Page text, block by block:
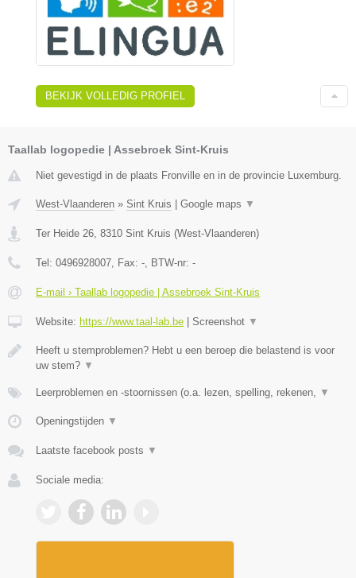
BEKIJK VOLLEDIG PROFIEL
Taallab logopedie | Assebroek Sint-Kruis
Niet gevestigd in de plaats Fronville en in de provincie Luxemburg.
West-Vlaanderen » Sint Kruis Google maps ▼
Ter Heide 26, 8310 Sint Kruis (West-Vlaanderen)
Tel: 0496928007, Fax: -, BTW-nr: -
E-mail › Taallab logopedie | Assebroek Sint-Kruis
Website: https://www.taal-lab.be Screenshot ▼
Heeft u stemproblemen? Hebt u een beroep die belastend is voor
uw stem? ▼
Leerproblemen en -stoornissen (o.a. lezen, spelling, rekenen, ▼
Openingstijden ▼
Laatste facebook posts ▼
Sociale media: